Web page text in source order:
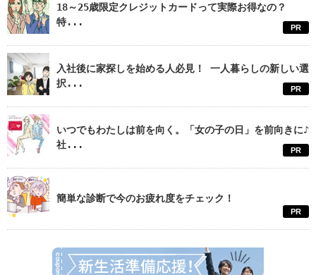
18～25歳限定クレジットカードって実際お得なの？
特...
PR
入社後に家探しを始める人必見！ 一人暮らしの新しい選
択...
PR
いつでもわたしは前を向く。「女の子の日」を前向きに♪
社...
PR
簡単な診断で今のお疲れ度をチェック！
PR